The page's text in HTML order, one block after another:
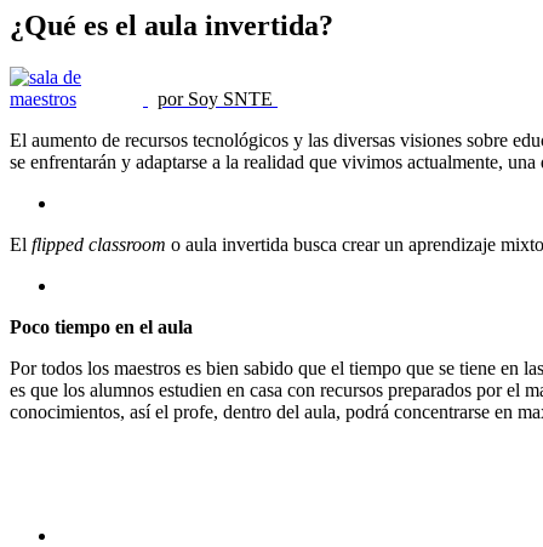
¿Qué es el aula invertida?
por Soy SNTE
El aumento de recursos tecnológicos y las diversas visiones sobre
se enfrentarán y adaptarse a la realidad que vivimos actualmente,
El flipped classroom o aula invertida busca crear un aprendizaje
Poco tiempo en el aula
Por todos los maestros es bien sabido que el tiempo que se tiene en
es que los alumnos estudien en casa con recursos preparados por el
conocimientos, así el profe, dentro del aula, podrá concentrarse en